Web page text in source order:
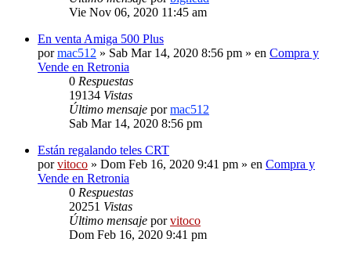
Vie Nov 06, 2020 11:45 am
En venta Amiga 500 Plus
pormac512 » Sab Mar 14, 2020 8:56 pm » en Compra y
Vende en Retronia
0 Respuestas
19134 Vistas
Último mensaje pormac512
Sab Mar 14, 2020 8:56 pm
Están regalando teles CRT
porvitoco » Dom Feb 16, 2020 9:41 pm » en Compra y
Vende en Retronia
0 Respuestas
20251 Vistas
Último mensaje porvitoco
Dom Feb 16, 2020 9:41 pm